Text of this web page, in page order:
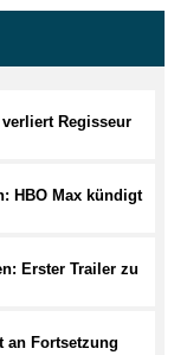
Regisseur
HBO Max kündigt
Erster Trailer zu
an Fortsetzung